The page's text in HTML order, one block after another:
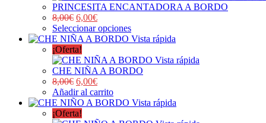
PRINCESITA ENCANTADORA A BORDO
8,00€ 6,00€
Seleccionar opciones
Vista rápida
¡Oferta!
Vista rápida
CHE NIÑA A BORDO
8,00€ 6,00€
Añadir al carrito
Vista rápida
¡Oferta!